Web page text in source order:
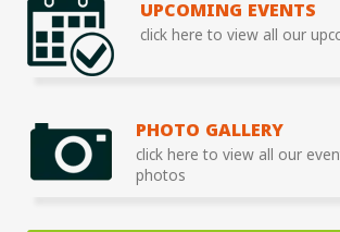
UPCOMING EVENTS
click here to view all our
PHOTO GALLERY
click here to view all our
photos